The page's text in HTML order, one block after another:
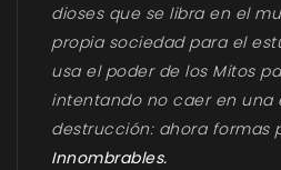
dioses que se libra en el
propia sociedad para el
usa el poder de los Mitos
intentando no caer en una
destrucción: ahora formas
Innombrables.